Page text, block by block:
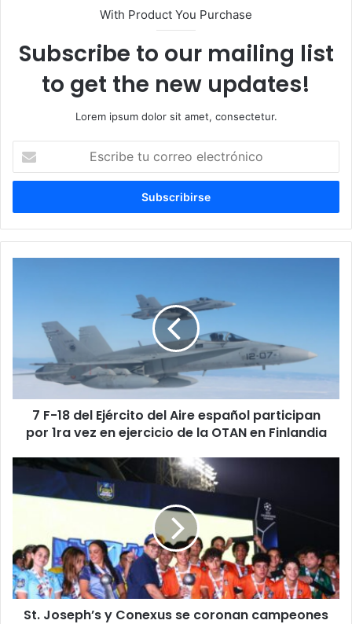
With Product You Purchase
Subscribe to our mailing list
to get the new updates!
Lorem ipsum dolor sit amet, consectetur.
correo
Ejército
Aire
español
participan
de
en
Finlandia
7 F-18 del Ejército del Aire español participan
por 1ra vez en ejercicio de la OTAN en Finlandia
St.
y
coronan
campeones
en
la
Copa
St. Joseph’s y Conexus se coronan campeones